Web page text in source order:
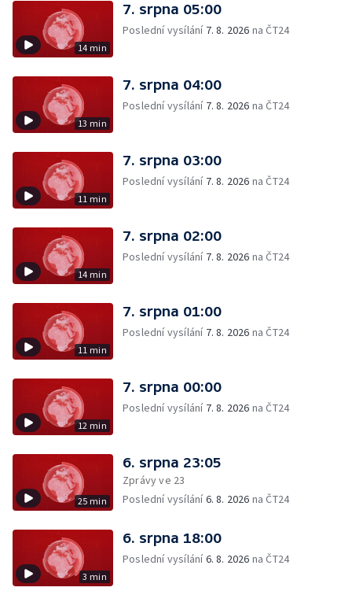
14 min
7. srpna 05:00
Poslední vysílání 7. 8. 2026 na ČT24
13 min
7. srpna 04:00
Poslední vysílání 7. 8. 2026 na ČT24
11 min
7. srpna 03:00
Poslední vysílání 7. 8. 2026 na ČT24
14 min
7. srpna 02:00
Poslední vysílání 7. 8. 2026 na ČT24
11 min
7. srpna 01:00
Poslední vysílání 7. 8. 2026 na ČT24
12 min
7. srpna 00:00
Poslední vysílání 7. 8. 2026 na ČT24
25 min
6. srpna 23:05
Zprávy ve 23
Poslední vysílání6. 8. 2026 na ČT24
3 min
6. srpna 18:00
Poslední vysílání6. 8. 2026 na ČT24